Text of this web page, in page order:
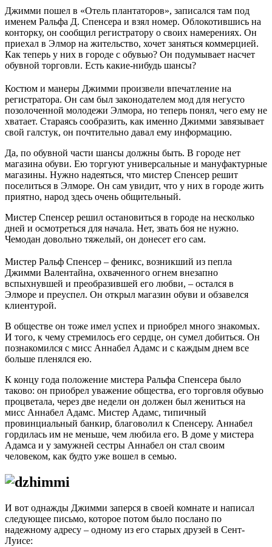
Джимми пошел в «Отель плантаторов», записался там под
именем Ральфа Д. Спенсера и взял номер. Облокотившись на
конторку, он сообщил регистратору о своих намерениях. Он
приехал в Элмор на жительство, хочет заняться коммерцией.
Как теперь у них в городе с обувью? Он подумывает насчет
обувной торговли. Есть какие-нибудь шансы?
Костюм и манеры Джимми произвели впечатление на
регистратора. Он сам был законодателем мод для негусто
позолоченной молодежи Элмора, но теперь понял, чего ему не
хватает. Стараясь сообразить, как именно Джимми завязывает
свой галстук, он почтительно давал ему информацию.
Да, по обувной части шансы должны быть. В городе нет
магазина обуви. Ею торгуют универсальные и мануфактурные
магазины. Нужно надеяться, что мистер Спенсер решит
поселиться в Элморе. Он сам увидит, что у них в городе жить
приятно, народ здесь очень общительный.
Мистер Спенсер решил остановиться в городе на несколько
дней и осмотреться для начала. Нет, звать боя не нужно.
Чемодан довольно тяжелый, он донесет его сам.
Мистер Ральф Спенсер – феникс, возникший из пепла
Джимми Валентайна, охваченного огнем внезапно
вспыхнувшей и преобразившей его любви, – остался в
Элморе и преуспел. Он открыл магазин обуви и обзавелся
клиентурой.
В обществе он тоже имел успех и приобрел много знакомых.
И того, к чему стремилось его сердце, он сумел добиться. Он
познакомился с мисс Аннабел Адамс и с каждым днем все
больше пленялся ею.
К концу года положение мистера Ральфа Спенсера было
таково: он приобрел уважение общества, его торговля обувью
процветала, через две недели он должен был жениться на
мисс Аннабел Адамс. Мистер Адамс, типичный
провинциальный банкир, благоволил к Спенсеру. Аннабел
гордилась им не меньше, чем любила его. В доме у мистера
Адамса и у замужней сестры Аннабел он стал своим
человеком, как будто уже вошел в семью.
И вот однажды Джимми заперся в своей комнате и написал
следующее письмо, которое потом было послано по
надежному адресу – одному из его старых друзей в Сент-
Луисе: